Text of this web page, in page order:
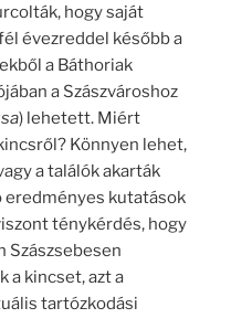
hogy saját
évezreddel később a
a Báthoriak
a Szászvároshoz
) lehetett. Miért
Könnyen lehet,
a találók akarták
kutatások
ténykérdés, hogy
Szászsebesen
a kincset, azt a
tartózkodási